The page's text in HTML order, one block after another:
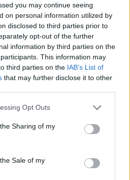
you may continue seeing
on personal information utilized by
disclosed to third parties prior to
opt-out of the further
information by third parties on the
This information may
third parties on the IAB’s List of
that may further disclose it to other
Opt Outs
Sharing of my
Sale of my
από τον e-ΕΦΚΑ
14 Αυγούστου